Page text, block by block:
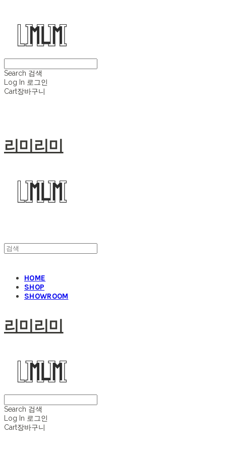
Search 검색
Log In 로그인
Cart장바구니
리미리미
HOME
SHOP
SHOWROOM
리미리미
Search 검색
Log In 로그인
Cart장바구니